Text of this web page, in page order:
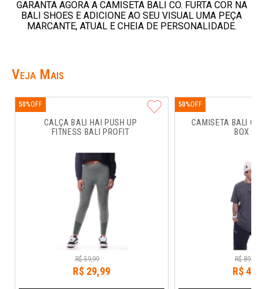
GARANTA AGORA A CAMISETA BALI CO. FURTA COR NA
BALI SHOES E ADICIONE AO SEU VISUAL UMA PEÇA
MARCANTE, ATUAL E CHEIA DE PERSONALIDADE.
Veja Mais
CALÇA BALI HAI PUSH UP
FITNESS BALI PROFIT
50%
R$ 59,99
R$ 29,99
CAMISETA BALI
BOX
50%
R$ 89,
R$44